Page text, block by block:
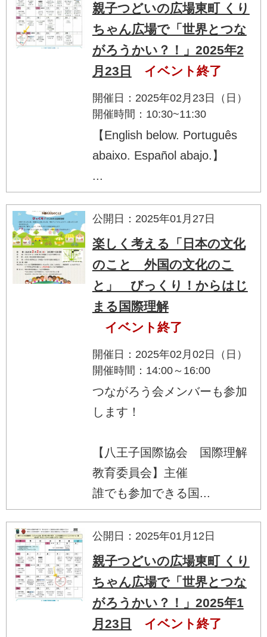
親子つどいの広場東町 くり
ちゃん広場で「世界とつな
がろうかい？！」2025年2
月23日
イベント終了
開催日：2025年02月23日（日）
開催時間：10:30~11:30
【English below. Português
abaixo. Español abajo.】
...
公開日：2025年01月27日
楽しく考える「日本の文化
のこと 外国の文化のこ
と」 びっくり！からはじ
まる国際理解
イベント終了
開催日：2025年02月02日（日）
開催時間：14:00～16:00
つながろう会メンバーも参加
します！
【八王子国際協会 国際理解
教育委員会】主催
誰でも参加できる国...
公開日：2025年01月12日
親子つどいの広場東町 くり
ちゃん広場で「世界とつな
がろうかい？！」2025年1
月23日
イベント終了